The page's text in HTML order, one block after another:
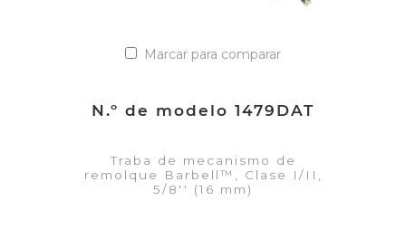
Marcar para comparar
N.º de modelo 1479DAT
Traba de mecanismo de
remolque Barbell™, Clase I/II,
5/8'' (16 mm)